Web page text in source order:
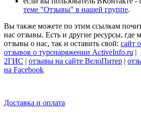
теме "Отзывы" в нашей группе.
Вы также можете по этим ссылкам
нас отзывы. Есть и другие ресурсы, где
отзывы о нас, так и оставить свой: сайт
отзывов о турснаряжении ActiveInfo.ru |
2ГИС | отзывы на сайте ВелоПитер |
на Facebook
Доставка и оплата